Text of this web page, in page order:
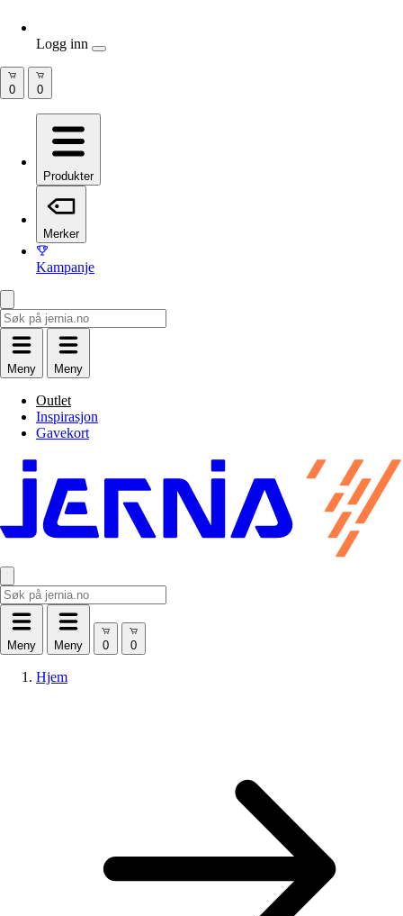
Produkter
Merker
Kampanje
Meny Meny
Outlet
Inspirasjon
Gavekort
Meny Meny
Hjem